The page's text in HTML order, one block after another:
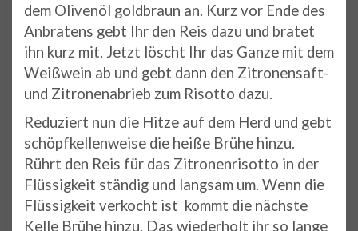
dem Olivenöl goldbraun an. Kurz vor Ende des
Anbratens gebt Ihr den Reis dazu und bratet
ihn kurz mit. Jetzt löscht Ihr das Ganze mit dem
Weißwein ab und gebt dann den Zitronensaft-
und Zitronenabrieb zum Risotto dazu.
Reduziert nun die Hitze auf dem Herd und gebt
schöpfkellenweise die heiße Brühe hinzu.
Rührt den Reis für das Zitronenrisotto in der
Flüssigkeit ständig und langsam um. Wenn die
Flüssigkeit verkocht ist kommt die nächste
Kelle Brühe hinzu. Das wiederholt ihr so lange